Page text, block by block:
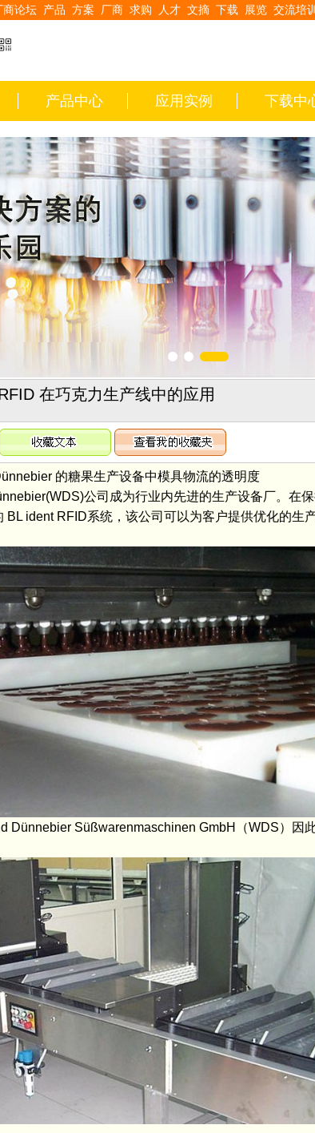
商论坛 产品 方案 厂商 求购 人才 文摘 下载 展览 交流培训
产品中心 应用实例 下载中
在巧克力生产线中的应用
的糖果生产设备中模具物流的透明度
公司成为行业内先进的生产设备厂。在
ident RFID系统，该公司可以为客户提供优化的生
Dünnebier Süßwarenmaschinen GmbH（WDS）因